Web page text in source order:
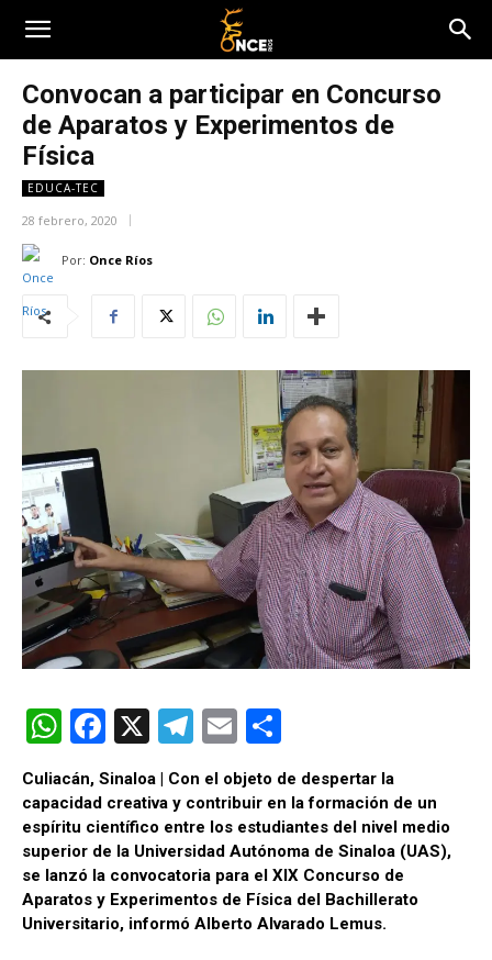
Convocan a participar en Concurso
de Aparatos y Experimentos de
Física
EDUCA-TEC
28 febrero, 2020
Por: Once Ríos
W
h
at
s
A
p
p
F
a
ce
b
o
o
k
X
T
el
e
gr
a
m
E
m
ail
o
m
p
ar
tir
Culiacán, Sinaloa | Con el objeto de despertar la
capacidad creativa y contribuir en la formación de un
espíritu científico entre los estudiantes del nivel medio
superior de la Universidad Autónoma de Sinaloa (UAS),
se lanzó la convocatoria para el XIX Concurso de
Aparatos y Experimentos de Física del Bachillerato
Universitario, informó Alberto Alvarado Lemus.